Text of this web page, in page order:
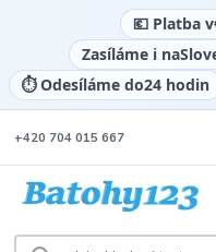
💶 Platba v
Zasíláme i na
⏱️ Odesíláme do24 hodin
+420 704 015 667